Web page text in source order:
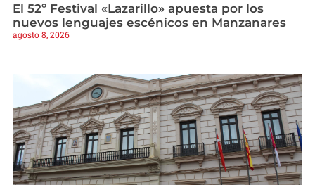
El 52º Festival «Lazarillo» apuesta por los
nuevos lenguajes escénicos en Manzanares
agosto 8, 2026